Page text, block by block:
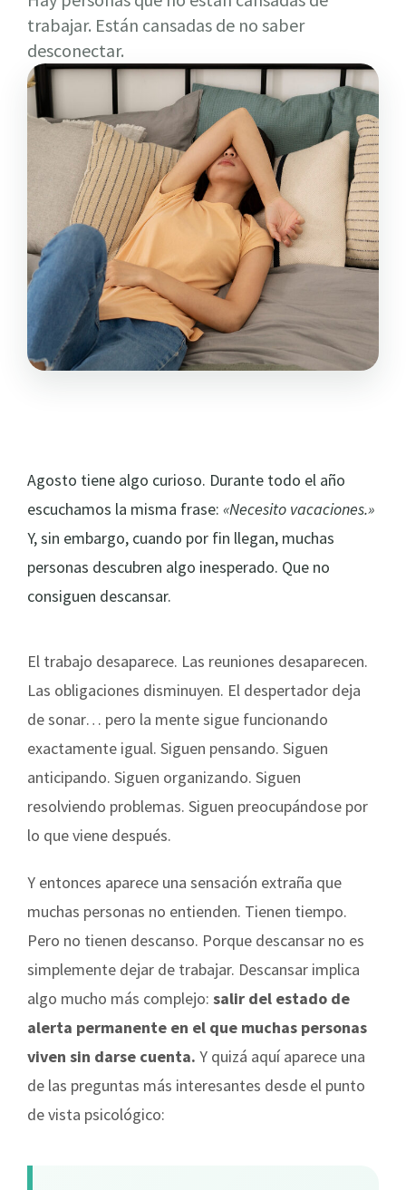
trabajar. Están cansadas de no saber
desconectar.
Agosto tiene algo curioso. Durante todo el año
escuchamos la misma frase: «Necesito vacaciones.»
Y, sin embargo, cuando por fin llegan, muchas
personas descubren algo inesperado. Que no
consiguen descansar.
El trabajo desaparece. Las reuniones desaparecen.
Las obligaciones disminuyen. El despertador deja
de sonar… pero la mente sigue funcionando
exactamente igual. Siguen pensando. Siguen
anticipando. Siguen organizando. Siguen
resolviendo problemas. Siguen preocupándose por
lo que viene después.
Y entonces aparece una sensación extraña que
muchas personas no entienden. Tienen tiempo.
Pero no tienen descanso. Porque descansar no es
simplemente dejar de trabajar. Descansar implica
algo mucho más complejo: salir del estado de
alerta permanente en el que muchas personas
viven sin darse cuenta. Y quizá aquí aparece una
de las preguntas más interesantes desde el punto
de vista psicológico: